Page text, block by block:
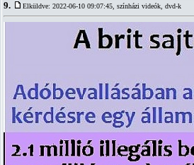
9. Elküldve: 2022-06-10 09:07:45, színházi videók, dvd-k